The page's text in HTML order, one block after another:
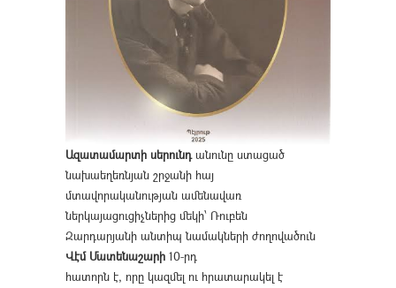
Ազատամարտի սերունդանունը ստացած
նախաեղեռնյան շրջանի հայ
մտավորականության ամենավառ
ներկայացուցիչներից մեկի՝ Ռուբեն
Զարդարյանի անտիպ նամակների ժողովածուն
Վէմ Մատենաշարի 10-րդ
հատորն է, որը կազմել ու հրատարակել է